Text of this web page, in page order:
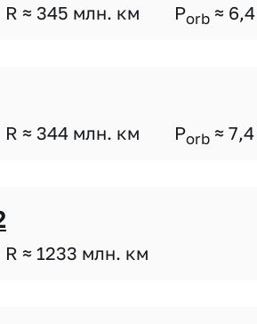
R ≈ 345 млн. км Porb ≈ 6,4
R ≈ 344 млн. км Porb ≈ 7,4
R ≈ 1233 млн. км